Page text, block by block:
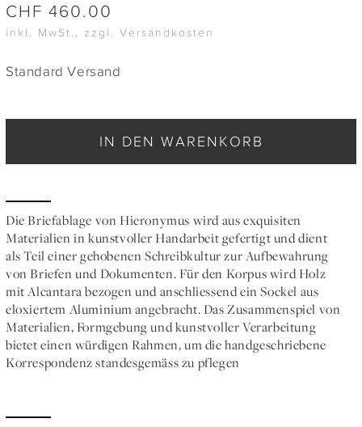
CHF 460.00
inkl. MwSt., zzgl. Versandkosten
Standard Versand
IN DEN WARENKORB
Die Briefablage von Hieronymus wird aus exquisiten
Materialien in kunstvoller Handarbeit gefertigt und dient
als Teil einer gehobenen Schreibkultur zur Aufbewahrung
von Briefen und Dokumenten. Für den Korpus wird Holz
mit Alcantara bezogen und anschliessend ein Sockel aus
eloxiertem Aluminium angebracht. Das Zusammenspiel von
Materialien, Formgebung und kunstvoller Verarbeitung
bietet einen würdigen Rahmen, um die handgeschriebene
Korrespondenz standesgemäss zu pflegen